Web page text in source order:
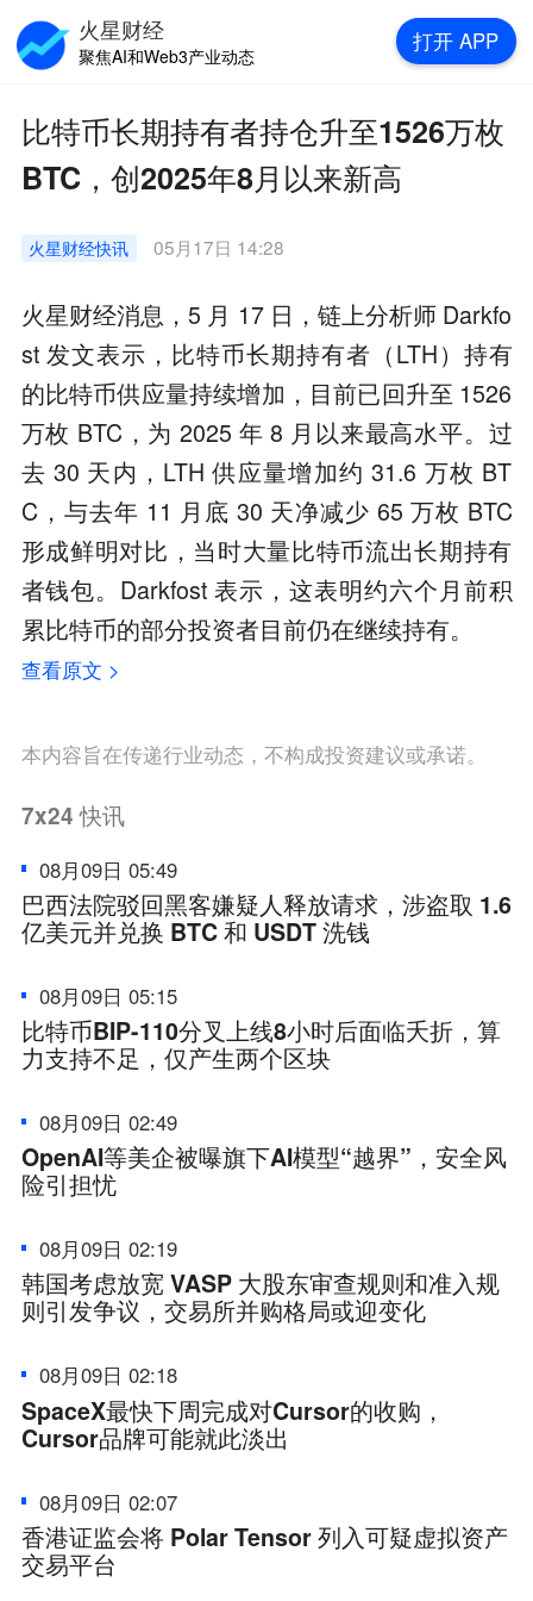
比特币长期持有者持仓升至1526万枚
BTC，创2025年8月以来新高
火星财经快讯 05月17日 14:28
火星财经消息，5 月 17 日，链上分析师 Darkfo
st 发文表示，比特币长期持有者（LTH）持有
的比特币供应量持续增加，目前已回升至 1526
万枚 BTC，为 2025 年 8 月以来最高水平。过
去 30 天内，LTH 供应量增加约 31.6 万枚 BT
C，与去年 11 月底 30 天净减少 65 万枚 BTC
形成鲜明对比，当时大量比特币流出长期持有
者钱包。Darkfost 表示，这表明约六个月前积
累比特币的部分投资者目前仍在继续持有。
查看原文 >
本内容旨在传递行业动态，不构成投资建议或承诺。
7x24快讯
08月09日 05:49
巴西法院驳回黑客嫌疑人释放请求，涉盗取 1.6
亿美元并兑换 BTC 和 USDT 洗钱
08月09日 05:15
比特币BIP-110分叉上线8小时后面临夭折，算
力支持不足，仅产生两个区块
08月09日 02:49
OpenAI等美企被曝旗下AI模型“越界”，安全风
险引担忧
08月09日 02:19
韩国考虑放宽 VASP 大股东审查规则和准入规
则引发争议，交易所并购格局或迎变化
08月09日 02:18
SpaceX最快下周完成对Cursor的收购，
Cursor品牌可能就此淡出
08月09日 02:07
香港证监会将 Polar Tensor 列入可疑虚拟资产
交易平台
火星财经
聚焦AI和Web3产业动态
打开 APP